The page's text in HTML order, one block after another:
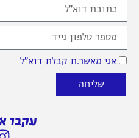
מאשר.ת קבלת דוא״ל
עקבו אחרינו